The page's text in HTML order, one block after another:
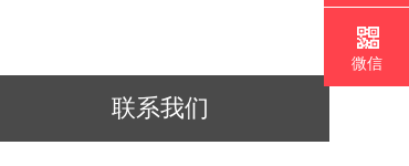
联系我们
微信